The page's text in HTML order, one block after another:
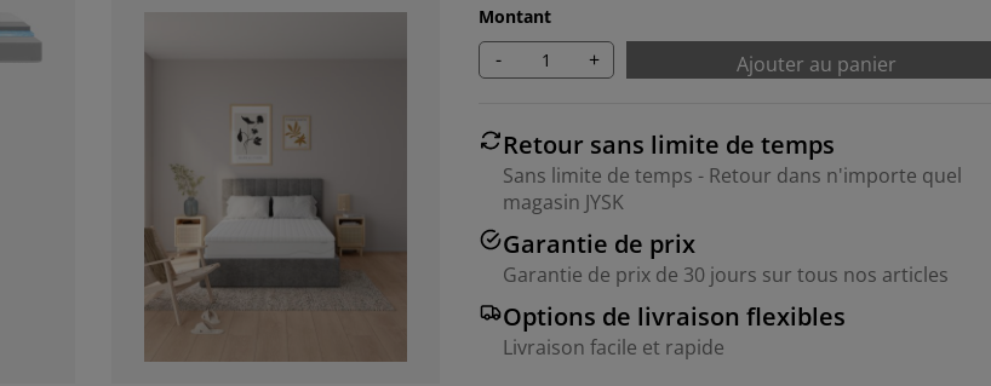
Montant
- + Ajouter au panier
Retour sans limite de temps
Sans limite de temps - Retour dans n'importe quel
magasin JYSK
Garantie de prix
Garantie de prix de 30 jours sur tous nos articles
Options de livraison flexibles
Livraison facile et rapide